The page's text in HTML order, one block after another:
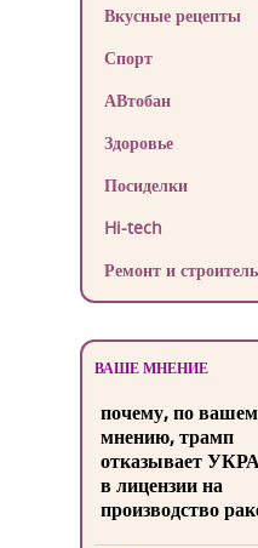
Вкусные рецепты
Спорт
АВтобан
Здоровье
Посиделки
Hi-tech
Ремонт и
ВАШЕ МНЕНИЕ
почему, по
мнению, трамп
отказывает
в лицензии на
производство